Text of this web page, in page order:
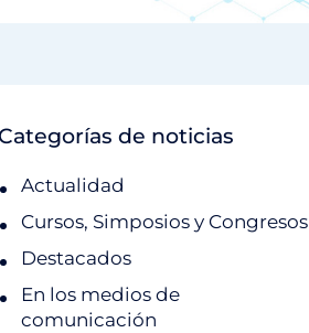
Categorías de noticias
Actualidad
Cursos, Simposios y Congresos
Destacados
En los medios de
comunicación